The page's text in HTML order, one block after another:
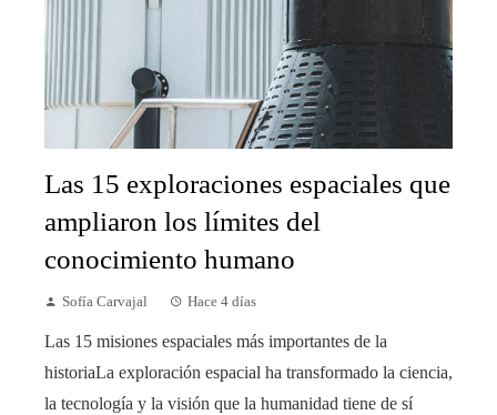
Las 15 exploraciones espaciales que
ampliaron los límites del
conocimiento humano
Sofía Carvajal Hace 4 días
Las 15 misiones espaciales más importantes de la
historiaLa exploración espacial ha transformado la ciencia,
la tecnología y la visión que la humanidad tiene de sí